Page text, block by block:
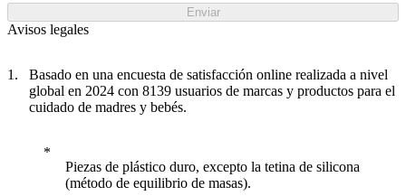
Enviar
Avisos legales
Basado en una encuesta de satisfacción online realizada a nivel
global en 2024 con 8139 usuarios de marcas y productos para el
cuidado de madres y bebés.
Piezas de plástico duro, excepto la tetina de silicona
(método de equilibrio de masas).